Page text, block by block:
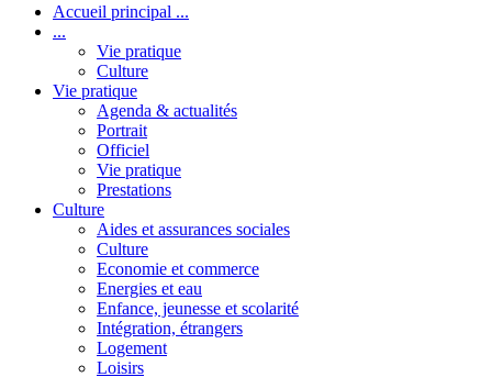
Accueil principal ...
...
Vie pratique
Culture
Vie pratique
Agenda & actualités
Portrait
Officiel
Vie pratique
Prestations
Culture
Aides et assurances sociales
Culture
Economie et commerce
Energies et eau
Enfance, jeunesse et scolarité
Intégration, étrangers
Logement
Loisirs